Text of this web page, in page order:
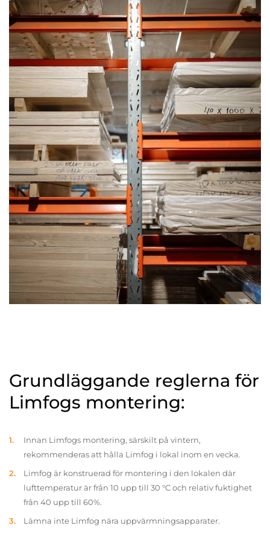
Grundläggande reglerna för
Limfogs montering:
Innan Limfogs montering, särskilt på vintern,
rekommenderas att hålla Limfog i lokal inom en vecka.
Limfog är konstruerad för montering i den lokalen där
lufttemperatur är från 10 upp till 30 °C och relativ fuktighet
från 40 upp till 60%.
Lämna inte Limfog nära uppvärmningsapparater.